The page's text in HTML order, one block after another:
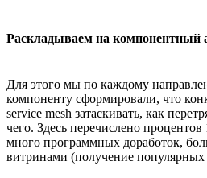
Раскладываем на компонентный
Для этого мы по каждому
компоненту сформировали, что
service mesh затаскивать, как
чего. Здесь перечислено процентов
много программных доработок,
витринами (получение